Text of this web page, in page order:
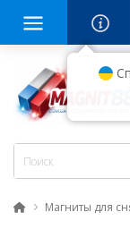
Магниты для